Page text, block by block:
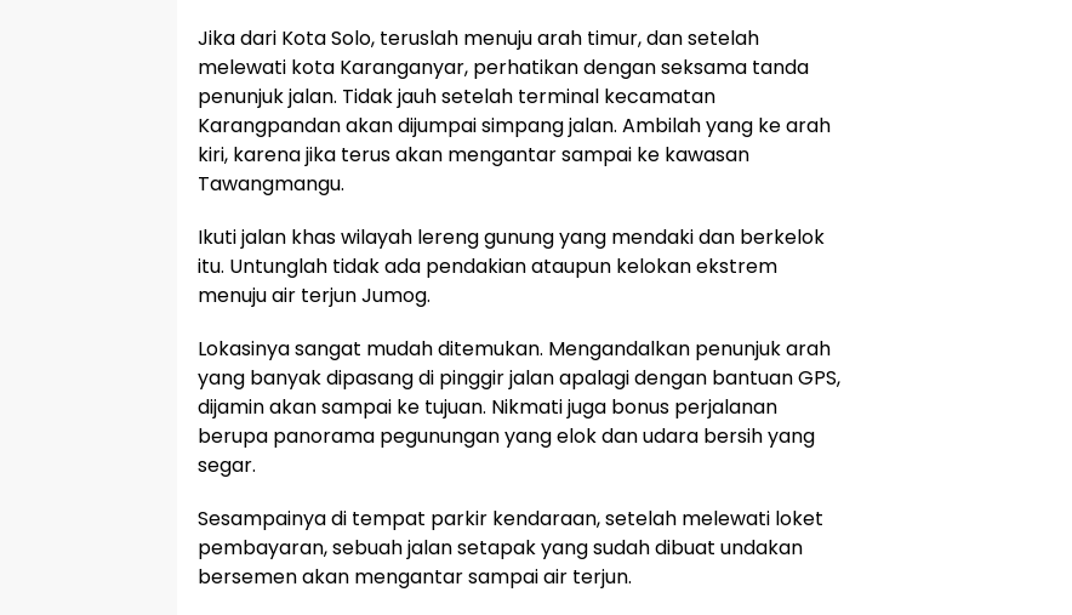
Jika dari Kota Solo, teruslah menuju arah timur, dan setelah
melewati kota Karanganyar, perhatikan dengan seksama tanda
penunjuk jalan. Tidak jauh setelah terminal kecamatan
Karangpandan akan dijumpai simpang jalan. Ambilah yang ke arah
kiri, karena jika terus akan mengantar sampai ke kawasan
Tawangmangu.
Ikuti jalan khas wilayah lereng gunung yang mendaki dan berkelok
itu. Untunglah tidak ada pendakian ataupun kelokan ekstrem
menuju air terjun Jumog.
Lokasinya sangat mudah ditemukan. Mengandalkan penunjuk arah
yang banyak dipasang di pinggir jalan apalagi dengan bantuan GPS,
dijamin akan sampai ke tujuan. Nikmati juga bonus perjalanan
berupa panorama pegunungan yang elok dan udara bersih yang
segar.
Sesampainya di tempat parkir kendaraan, setelah melewati loket
pembayaran, sebuah jalan setapak yang sudah dibuat undakan
bersemen akan mengantar sampai air terjun.